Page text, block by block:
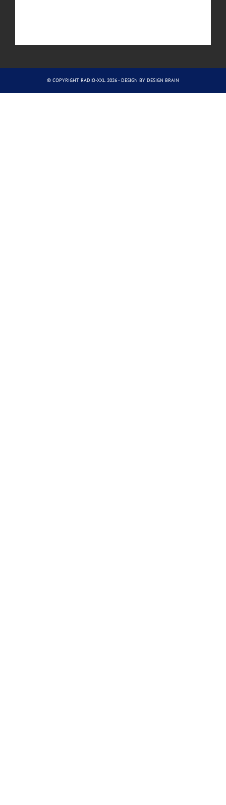
© COPYRIGHT RADIO-XXL 2026 - DESIGN BY DESIGN BRAIN